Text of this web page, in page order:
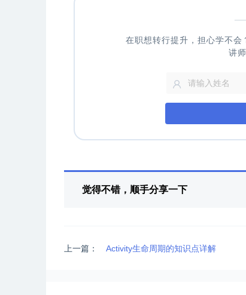
在职想转行提升，担心学不
讲
觉得不错，顺手分享一下
上一篇： Activity生命周期的知识点详解